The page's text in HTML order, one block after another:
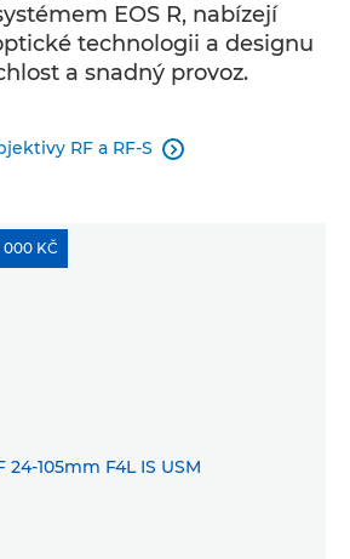
EOS R, nabízejí
technologii a designu
a snadný provoz.
RF a RF-S 
000 KČ